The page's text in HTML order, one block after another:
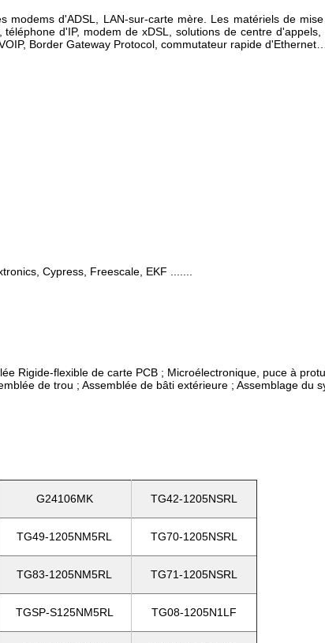
modems d'ADSL, LAN-sur-carte mère. Les matériels de
d'IP, modem de xDSL,
solutions de centre
Border Gateway Protocol, commutateur rapide d'Ethernet…
Cypress, Freescale, EKF .......
Rigide-flexible de carte PCB ; Microélectronique, puce à
de trou ; Assemblée de bâti extérieure ; Assemblage du
G24106MK TG42-1205NSRL
TG49-1205NM5RL TG70-1205NSRL
TG83-1205NM5RL TG71-1205NSRL
TGSP-S125NM5RL TG08-1205N1LF